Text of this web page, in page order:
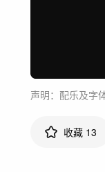
声明：配乐及字
收藏 13